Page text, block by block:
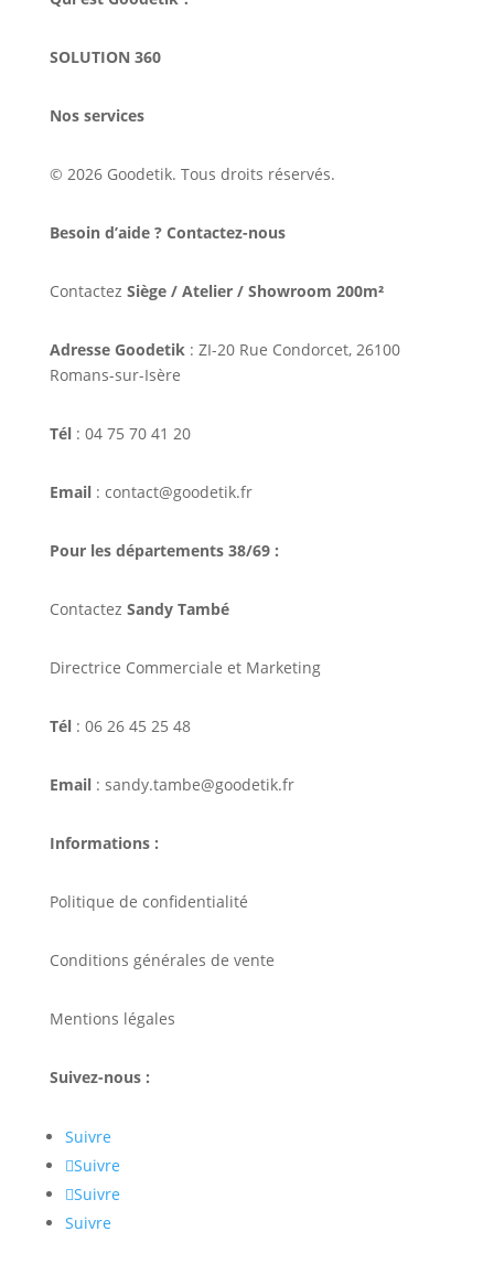
SOLUTION 360
Nos services
© 2026 Goodetik. Tous droits réservés.
Besoin d’aide ? Contactez-nous
Contactez Siège / Atelier / Showroom 200m²
Adresse Goodetik: ZI-20 Rue Condorcet, 26100
Romans-sur-Isère
Tél: 04 75 70 41 20
Email: contact@goodetik.fr
Pour les départements 38/69 :
Contactez Sandy També
Directrice Commerciale et Marketing
Tél: 06 26 45 25 48
Email: sandy.tambe@goodetik.fr
Informations :
Politique de confidentialité
Conditions générales de vente
Mentions légales
Suivez-nous :
Suivre
Suivre
Suivre
Suivre